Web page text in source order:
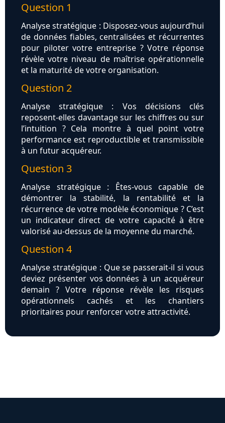
Question 1
Analyse stratégique : Disposez-vous aujourd’hui
de données fiables, centralisées et récurrentes
pour piloter votre entreprise ? Votre réponse
révèle votre niveau de maîtrise opérationnelle
et la maturité de votre organisation.
Question 2
Analyse stratégique : Vos décisions clés
reposent-elles davantage sur les chiffres ou sur
l’intuition ? Cela montre à quel point votre
performance est reproductible et transmissible
à un futur acquéreur.
Question 3
Analyse stratégique : Êtes-vous capable de
démontrer la stabilité, la rentabilité et la
récurrence de votre modèle économique ? C’est
un indicateur direct de votre capacité à être
valorisé au-dessus de la moyenne du marché.
Question 4
Analyse stratégique : Que se passerait-il si vous
deviez présenter vos données à un acquéreur
demain ? Votre réponse révèle les risques
opérationnels cachés et les chantiers
prioritaires pour renforcer votre attractivité.